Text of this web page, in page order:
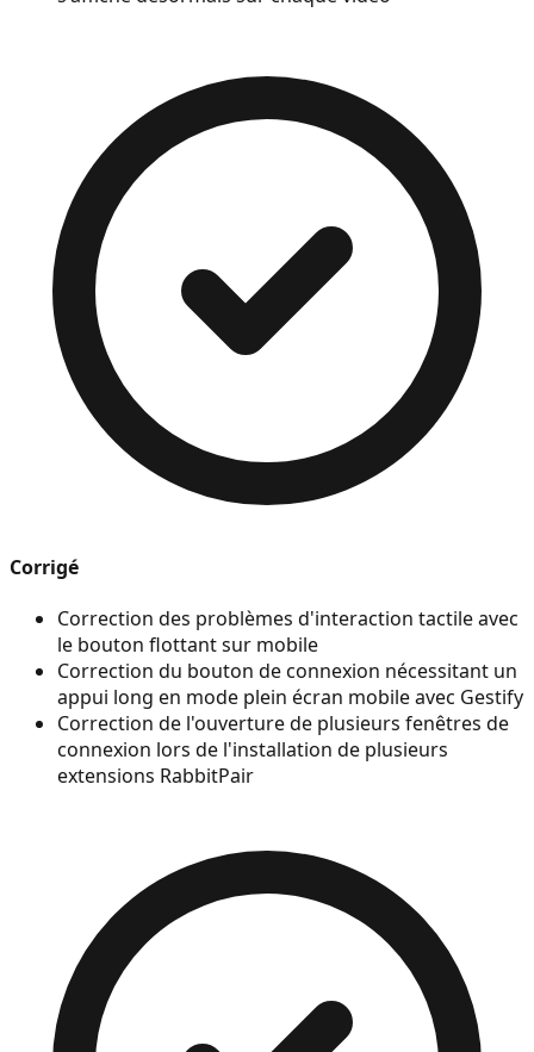
Corrigé
Correction des problèmes d'interaction tactile avec
le bouton flottant sur mobile
Correction du bouton de connexion nécessitant un
appui long en mode plein écran mobile avec Gestify
Correction de l'ouverture de plusieurs fenêtres de
connexion lors de l'installation de plusieurs
extensions RabbitPair